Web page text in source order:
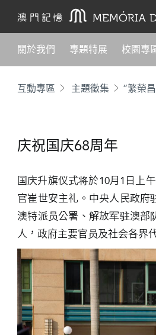
關於我們 專題特展 校園專
互動專區 主題徵集 “繁榮
庆祝国庆68周年
国庆升旗仪式将於10月1日上
官崔世安主礼。中央人民政府
澳特派员公署、解放军驻澳部
人，政府主要官员及社会各界